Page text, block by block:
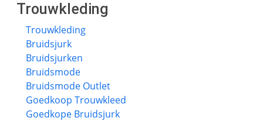
Trouwkleding
Trouwkleding
Bruidsjurk
Bruidsjurken
Bruidsmode
Bruidsmode Outlet
Goedkoop Trouwkleed
Goedkope Bruidsjurk